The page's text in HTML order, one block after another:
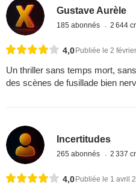
Gustave Aurèle
185 abonnés 2 644
4,0Publiée le 2
Un thriller sans temps mort,
des scènes de fusillade bien
Incertitudes
265 abonnés 2 337
4,0 Publiée le 1 avril